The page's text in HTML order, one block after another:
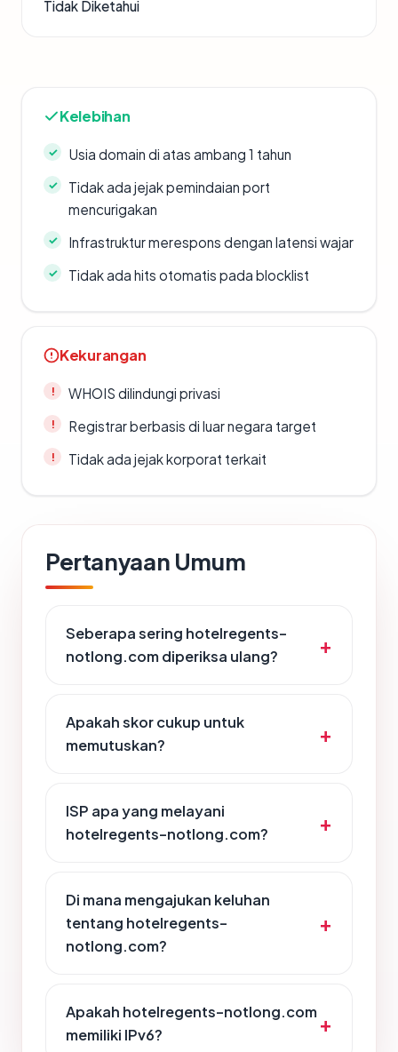
Tidak Diketahui
Kelebihan
Usia domain di atas ambang 1 tahun
Tidak ada jejak pemindaian port
mencurigakan
Infrastruktur merespons dengan latensi wajar
Tidak ada hits otomatis pada blocklist
Kekurangan
WHOIS dilindungi privasi
Registrar berbasis di luar negara target
Tidak ada jejak korporat terkait
Pertanyaan Umum
Seberapa sering hotelregents-
notlong.com diperiksa ulang?
Apakah skor cukup untuk
memutuskan?
ISP apa yang melayani
hotelregents-notlong.com?
Di mana mengajukan keluhan
tentang hotelregents-
notlong.com?
Apakah hotelregents-notlong.com
memiliki IPv6?